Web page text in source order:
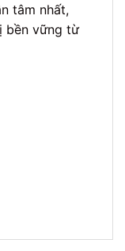
tâm nhất,
bền vững từ